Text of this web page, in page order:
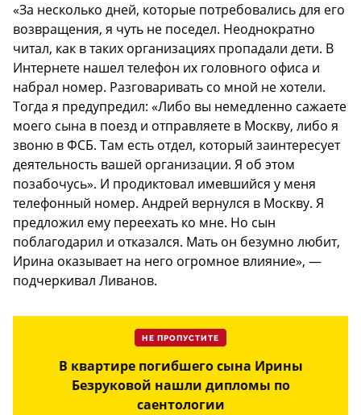
«За несколько дней, которые потребовались для его
возвращения, я чуть не поседел. Неоднократно
читал, как в таких организациях пропадали дети. В
Интернете нашел телефон их головного офиса и
набрал номер. Разговаривать со мной не хотели.
Тогда я предупредил: «Либо вы немедленно сажаете
моего сына в поезд и отправляете в Москву, либо я
звоню в ФСБ. Там есть отдел, который заинтересует
деятельность вашей организации. Я об этом
позабочусь». И продиктовал имевшийся у меня
телефонный номер. Андрей вернулся в Москву. Я
предложил ему переехать ко мне. Но сын
поблагодарил и отказался. Мать он безумно любит,
Ирина оказывает на него огромное влияние», —
подчеркивал Ливанов.
НЕ ПРОПУСТИТЕ
В квартире погибшего сына Ирины
Безруковой нашли дипломы по
саентологии